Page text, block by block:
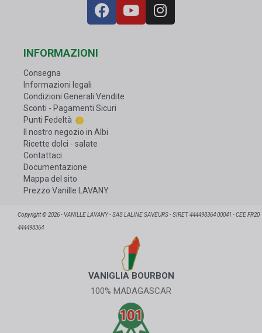
INFORMAZIONI
Consegna
Informazioni legali
Condizioni Generali Vendite
Sconti - Pagamenti Sicuri
Punti Fedeltà
Il nostro negozio in Albi
Ricette dolci - salate
Contattaci
Documentazione
Mappa del sito
Prezzo Vanille LAVANY
Copyright © 2026 - VANILLE LAVANY - SAS LALINE SAVEURS - SIRET 444498364 00041 - CEE FR20
444498364
VANIGLIA BOURBON
100% MADAGASCAR